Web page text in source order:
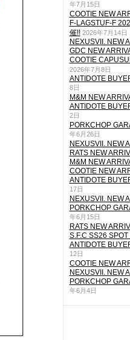
年7月15日
COOTIE NEW
F-LAGSTUF-F
催!! 2026年7月14日
NEXUSVII. NEW
GDC NEW
COOTIE
2026年7月8日
ANTIDOTE
8日
M&M NEW
ANTIDOTE
2日
PORKCHOP
年6月26日
NEXUSVII. NEW
RATS NEW
M&M NEW
COOTIE NEW
ANTIDOTE
17日
NEXUSVII. NEW
PORKCHOP
年6月15日
RATS NEW
S.F.C SS26
ANTIDOTE
12日
COOTIE NEW
NEXUSVII. NEW
PORKCHOP
年6月4日